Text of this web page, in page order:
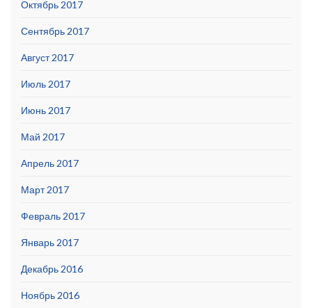
Октябрь 2017
Сентябрь 2017
Август 2017
Июль 2017
Июнь 2017
Май 2017
Апрель 2017
Март 2017
Февраль 2017
Январь 2017
Декабрь 2016
Ноябрь 2016